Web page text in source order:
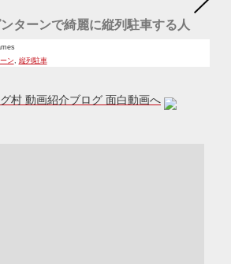
ターンで綺麗に縦列駐車する人
ン 縦列駐車